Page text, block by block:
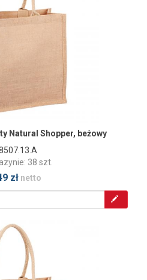
Natural Shopper, beżowy
38 szt.
zł netto